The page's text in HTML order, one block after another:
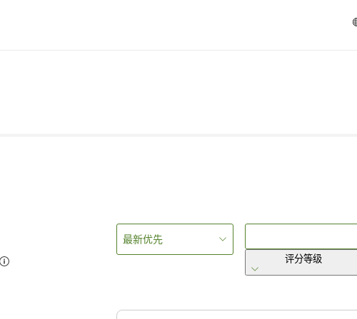
最新优先
评分等级